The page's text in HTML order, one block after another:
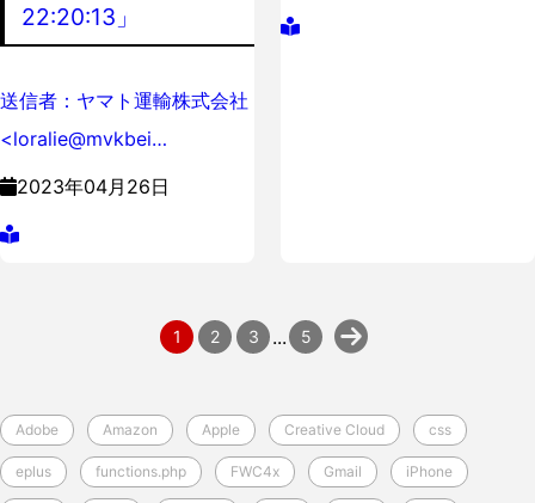
22:20:13」
送信者：ヤマト運輸株式会社
<loralie@mvkbei…
2023年04月26日
1 2 3 ... 5
Adobe Amazon Apple Creative Cloud css
eplus functions.php FWC4x Gmail iPhone